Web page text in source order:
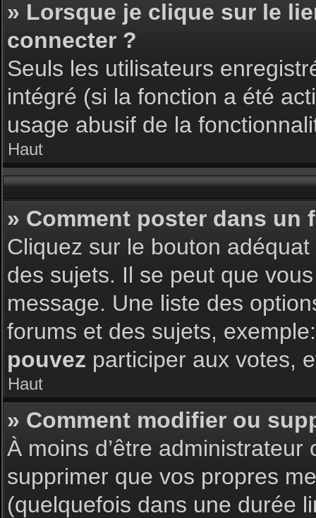
» Lorsque je clique sur le
connecter ?
Seuls les utilisateurs
intégré (si la fonction a été
usage abusif de la
Haut
» Comment poster dans un
Cliquez sur le bouton
des sujets. Il se peut que
message. Une liste des
forums et des sujets,
pouvez participer aux votes,
Haut
» Comment modifier ou
À moins d’être
supprimer que vos propres
(quelquefois dans une durée